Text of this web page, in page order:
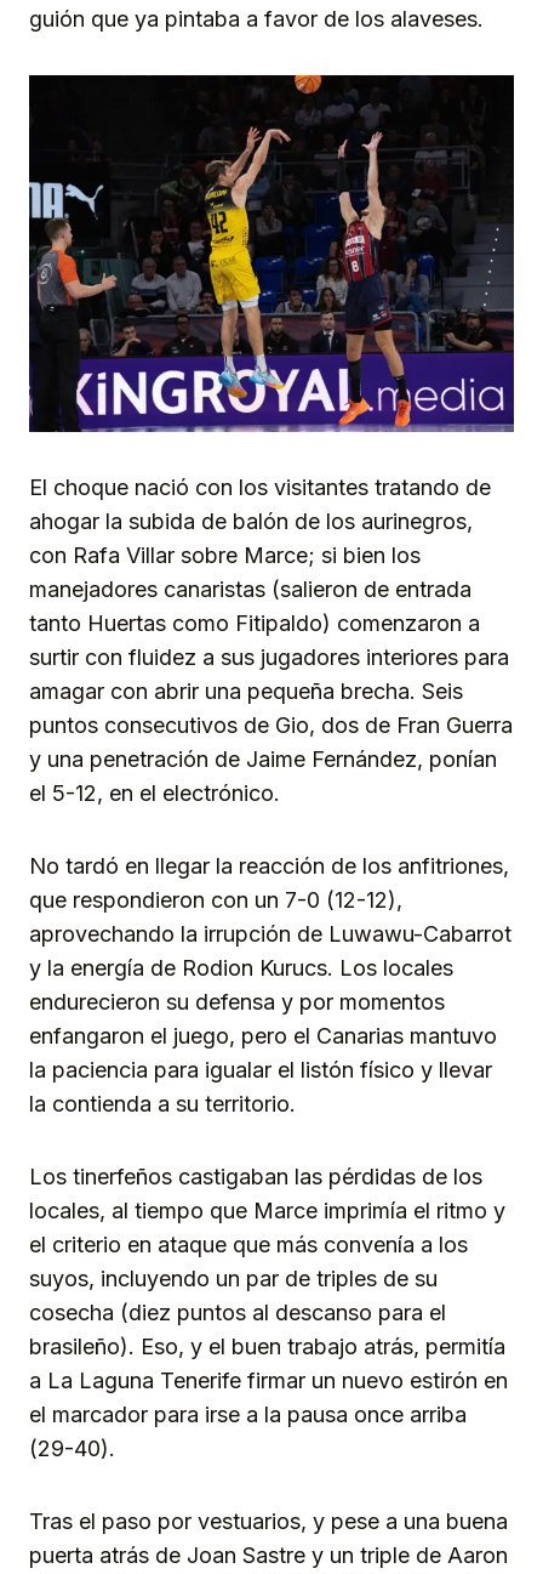
guión que ya pintaba a favor de los alaveses.
El choque nació con los visitantes tratando de
ahogar la subida de balón de los aurinegros,
con Rafa Villar sobre Marce; si bien los
manejadores canaristas (salieron de entrada
tanto Huertas como Fitipaldo) comenzaron a
surtir con fluidez a sus jugadores interiores para
amagar con abrir una pequeña brecha. Seis
puntos consecutivos de Gio, dos de Fran Guerra
y una penetración de Jaime Fernández, ponían
el 5-12, en el electrónico.
No tardó en llegar la reacción de los anfitriones,
que respondieron con un 7-0 (12-12),
aprovechando la irrupción de Luwawu-Cabarrot
y la energía de Rodion Kurucs. Los locales
endurecieron su defensa y por momentos
enfangaron el juego, pero el Canarias mantuvo
la paciencia para igualar el listón físico y llevar
la contienda a su territorio.
Los tinerfeños castigaban las pérdidas de los
locales, al tiempo que Marce imprimía el ritmo y
el criterio en ataque que más convenía a los
suyos, incluyendo un par de triples de su
cosecha (diez puntos al descanso para el
brasileño). Eso, y el buen trabajo atrás, permitía
a La Laguna Tenerife firmar un nuevo estirón en
el marcador para irse a la pausa once arriba
(29-40).
Tras el paso por vestuarios, y pese a una buena
puerta atrás de Joan Sastre y un triple de Aaron